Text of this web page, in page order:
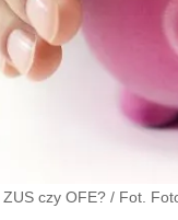
czy OFE? / Fot.